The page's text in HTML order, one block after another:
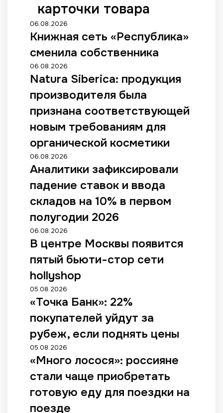
карточки товара
06.08.2026
Книжная сеть «Республика»
сменила собственника
06.08.2026
Natura Siberica: продукция
производителя была
признана соответствующей
новым требованиям для
органической косметики
06.08.2026
Аналитики зафиксировали
падение ставок и ввода
складов на 10% в первом
полугодии 2026
06.08.2026
В центре Москвы появится
пятый бьюти-стор сети
hollyshop
05.08.2026
«Точка Банк»: 22%
покупателей уйдут за
рубеж, если поднять цены
05.08.2026
«Много лосося»: россияне
стали чаще приобретать
готовую еду для поездки на
поезде